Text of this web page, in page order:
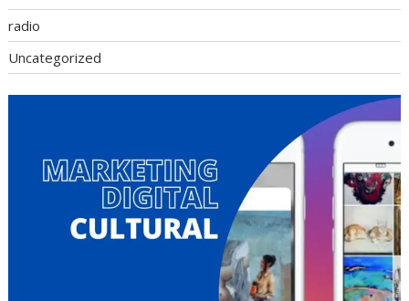
radio
Uncategorized